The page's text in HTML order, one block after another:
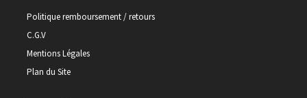
Politique remboursement / retours
C.G.V
Mentions Légales
Plan du Site